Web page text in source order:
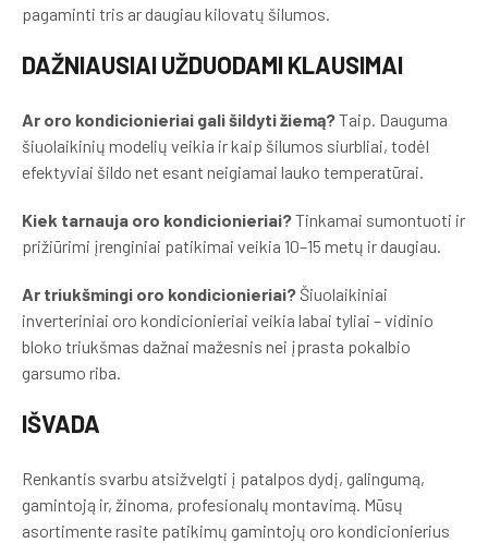
pagaminti tris ar daugiau kilovatų šilumos.
DAŽNIAUSIAI UŽDUODAMI KLAUSIMAI
Ar oro kondicionieriai gali šildyti žiemą?Taip. Dauguma
šiuolaikinių modelių veikia ir kaip šilumos siurbliai, todėl
efektyviai šildo net esant neigiamai lauko temperatūrai.
Kiek tarnauja oro kondicionieriai?Tinkamai sumontuoti ir
prižiūrimi įrenginiai patikimai veikia 10–15 metų ir daugiau.
Ar triukšmingi oro kondicionieriai? Šiuolaikiniai
inverteriniai oro kondicionieriai veikia labai tyliai – vidinio
bloko triukšmas dažnai mažesnis nei įprasta pokalbio
garsumo riba.
IŠVADA
Renkantis svarbu atsižvelgti į patalpos dydį, galingumą,
gamintoją ir, žinoma, profesionalų montavimą. Mūsų
asortimente rasite patikimų gamintojų oro kondicionierius